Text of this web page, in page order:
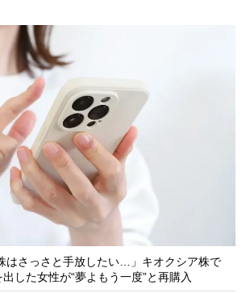
はさっさと手放したい…」キオクシア株で
した女性が“夢よもう一度”と再購入